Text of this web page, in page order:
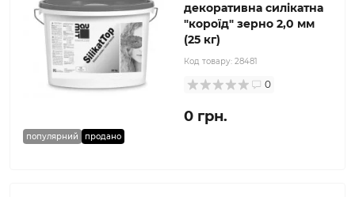
популярний продано
декоративна силікатна
"короїд" зерно 2,0 мм
(25 кг)
Код товару: 28481
0
0 грн.